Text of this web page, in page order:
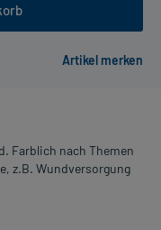
Farblich nach Themen
z.B. Wundversorgung